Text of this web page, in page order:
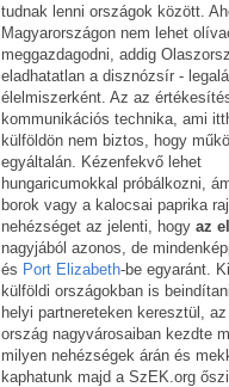
tudnak lenni országok között.
Magyarországon nem lehet
meggazdagodni, addig
eladhatatlan a disznózsír -
élelmiszerként. Az az
kommunikációs technika, ami
külföldön nem biztos, hogy
egyáltalán. Kézenfekvő lehet
hungaricumokkal próbálkozni,
borok vagy a kalocsai paprika
nehézséget az jelenti, hogy az
nagyjából azonos, de
és Port Elizabeth-be egyaránt.
külföldi országokban is
helyi partnereteken keresztül,
ország nagyvárosaiban kezdte
milyen nehézségek árán és
kaphatunk majd a SzEK.org